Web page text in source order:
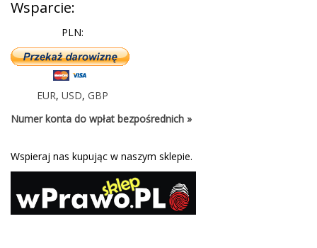
Wsparcie:
PLN:
EUR, USD, GBP
Numer konta do wpłat bezpośrednich »
Wspieraj nas kupując w naszym sklepie.